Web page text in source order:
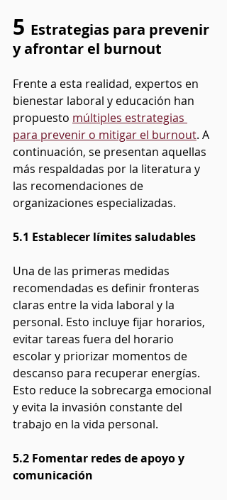
5 Estrategias para prevenir
y afrontar el burnout
Frente a esta realidad, expertos en
bienestar laboral y educación han
propuesto múltiples estrategias
para prevenir o mitigar el burnout. A
continuación, se presentan aquellas
más respaldadas por la literatura y
las recomendaciones de
organizaciones especializadas.
5.1 Establecer límites saludables
Una de las primeras medidas
recomendadas es definir fronteras
claras entre la vida laboral y la
personal. Esto incluye fijar horarios,
evitar tareas fuera del horario
escolar y priorizar momentos de
descanso para recuperar energías.
Esto reduce la sobrecarga emocional
y evita la invasión constante del
trabajo en la vida personal.
5.2 Fomentar redes de apoyo y
comunicación